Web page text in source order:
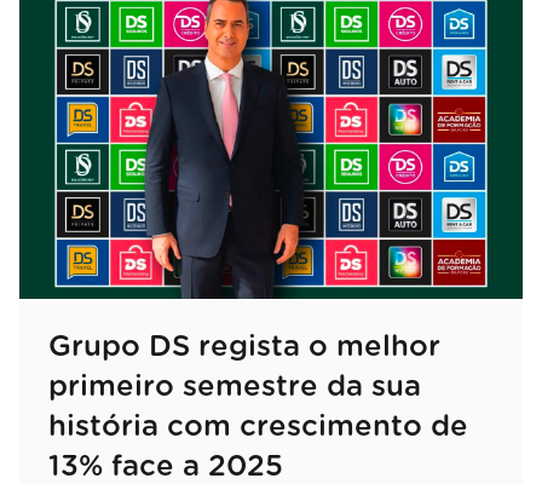
Grupo DS regista o melhor
primeiro semestre da sua
história com crescimento de
13% face a 2025